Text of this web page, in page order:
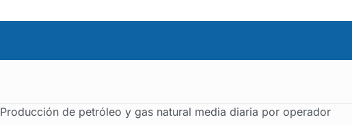
Producción de petróleo y gas natural media diaria por operador